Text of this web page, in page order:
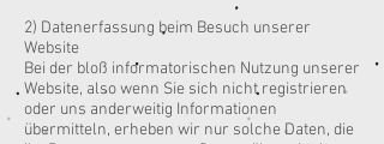
2) Datenerfassung beim Besuch unserer
Website
Bei der bloß informatorischen Nutzung unserer
Website, also wenn Sie sich nicht registrieren
oder uns anderweitig Informationen
übermitteln, erheben wir nur solche Daten, die